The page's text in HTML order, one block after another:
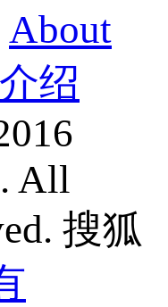
About
绍
All
搜狐